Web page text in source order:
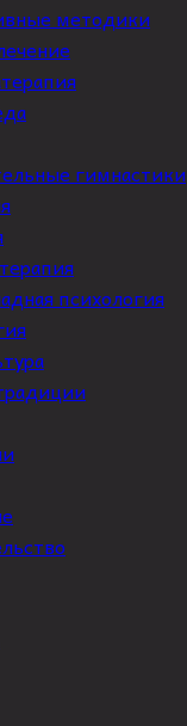
методики
гимнастики
психология